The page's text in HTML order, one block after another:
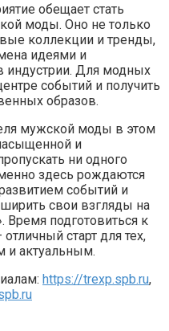
обещает стать
моды. Оно не только
коллекции и тренды,
идеями и
Для модных
событий и получить
образов.
мужской моды в этом
и
ни одного
здесь рождаются
событий и
свои взгляды на
подготовиться к
старт для тех,
и актуальным.
https://trexp.spb.ru,